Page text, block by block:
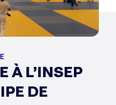
À L’INSEP
DE